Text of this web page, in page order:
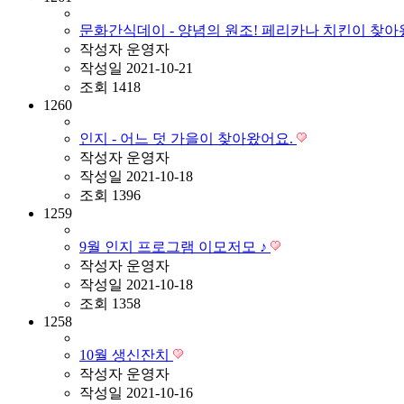
문화간식데이 - 양념의 원조! 페리카나 치킨이 찾
작성자 운영자
작성일 2021-10-21
조회 1418
1260
인지 - 어느 덧 가을이 찾아왔어요.
작성자 운영자
작성일 2021-10-18
조회 1396
1259
9월 인지 프로그램 이모저모 ♪
작성자 운영자
작성일 2021-10-18
조회 1358
1258
10월 생신잔치
작성자 운영자
작성일 2021-10-16